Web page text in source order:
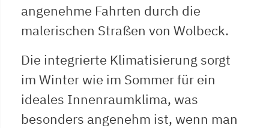
angenehme Fahrten durch die
malerischen Straßen von Wolbeck.
Die integrierte Klimatisierung sorgt
im Winter wie im Sommer für ein
ideales Innenraumklima, was
besonders angenehm ist, wenn man